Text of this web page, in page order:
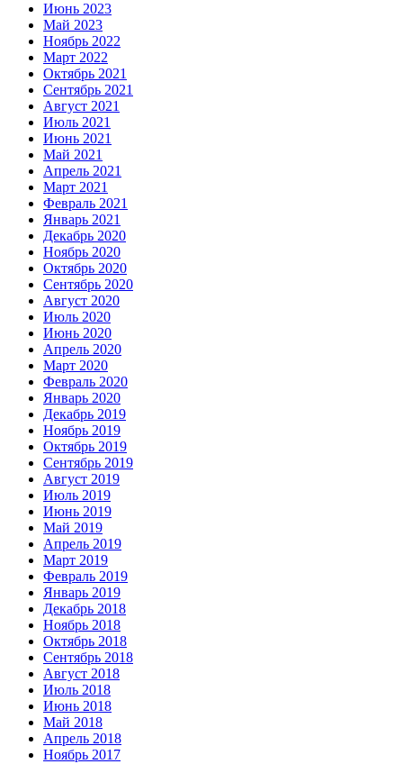
Июнь 2023
Май 2023
Ноябрь 2022
Март 2022
Октябрь 2021
Сентябрь 2021
Август 2021
Июль 2021
Июнь 2021
Май 2021
Апрель 2021
Март 2021
Февраль 2021
Январь 2021
Декабрь 2020
Ноябрь 2020
Октябрь 2020
Сентябрь 2020
Август 2020
Июль 2020
Июнь 2020
Апрель 2020
Март 2020
Февраль 2020
Январь 2020
Декабрь 2019
Ноябрь 2019
Октябрь 2019
Сентябрь 2019
Август 2019
Июль 2019
Июнь 2019
Май 2019
Апрель 2019
Март 2019
Февраль 2019
Январь 2019
Декабрь 2018
Ноябрь 2018
Октябрь 2018
Сентябрь 2018
Август 2018
Июль 2018
Июнь 2018
Май 2018
Апрель 2018
Ноябрь 2017